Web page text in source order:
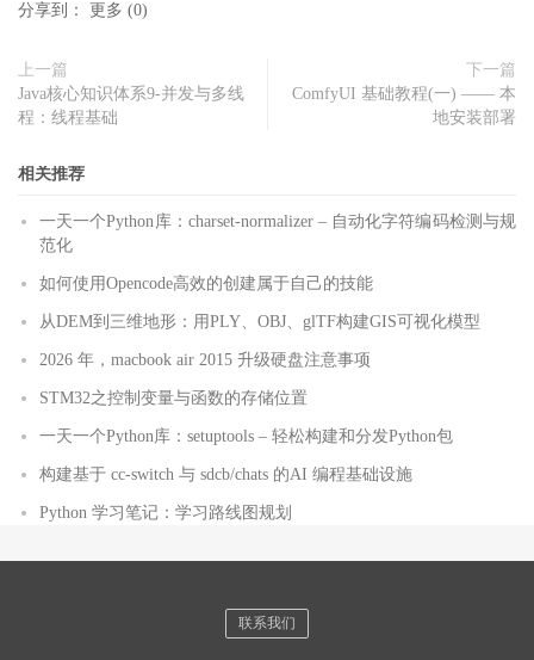
分享到： 更多 (0)
上一篇
Java核心知识体系9-并发与多线
程：线程基础
下一篇
ComfyUI 基础教程(一) —— 本
地安装部署
相关推荐
一天一个Python库：charset-normalizer – 自动化字符编码检测与规
范化
如何使用Opencode高效的创建属于自己的技能
从DEM到三维地形：用PLY、OBJ、glTF构建GIS可视化模型
2026 年，macbook air 2015 升级硬盘注意事项
STM32之控制变量与函数的存储位置
一天一个Python库：setuptools – 轻松构建和分发Python包
构建基于 cc-switch 与 sdcb/chats 的AI 编程基础设施
Python 学习笔记：学习路线图规划
联系我们